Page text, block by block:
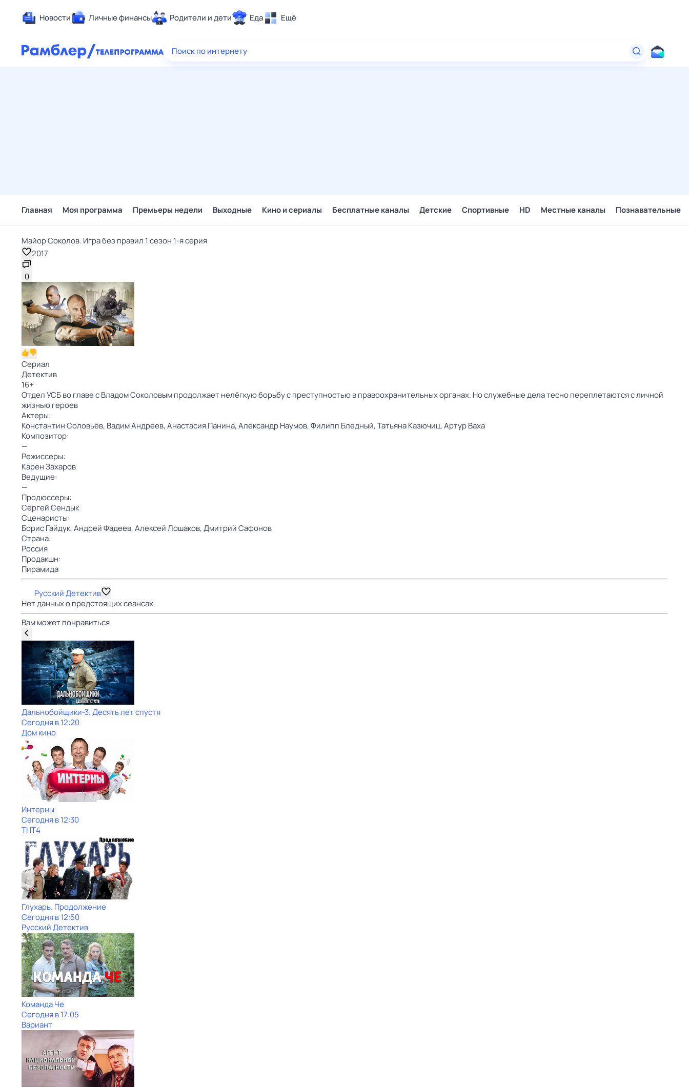
Новости Личные финансы Родители и дети Еда Ещё
Здоровье
Поиск по интернету
Главная Моя программа Премьеры недели Выходные Кино и сериалы Бесплатные каналы Детские Спортивные HD Местные каналы Познавательные
Майор Соколов. Игра без правил 1 сезон 1-я серия
2017
0
Сериал
Детектив
16+
Отдел УСБ во главе с Владом Соколовым продолжает нелёгкую борьбу с преступностью в правоохранительных органах. Но служебные дела тесно переплетаются с личной
жизнью героев
Актеры:
Константин Соловьёв, Вадим Андреев,Анастасия Панина,Александр Наумов,Филипп Бледный,Татьяна Казючиц,Артур Ваха
Композитор:
—
Режиссеры:
Карен Захаров
Ведущие:
—
Продюссеры:
Сергей Сендык
Сценаристы:
Борис Гайдук,Андрей Фадеев,Алексей Лошаков,Дмитрий Сафонов
Страна:
Россия
Продакшн:
Пирамида
Русский Детектив
Нет данных о предстоящих сеансах
Вам может понравиться
Дальнобойщики-3. Десять лет спустя
Сегодня в 12:20
Дом кино
Интерны
Сегодня в 12:30
ТНТ4
Глухарь. Продолжение
Сегодня в 12:50
Русский Детектив
Команда Че
Сегодня в 17:05
Вариант